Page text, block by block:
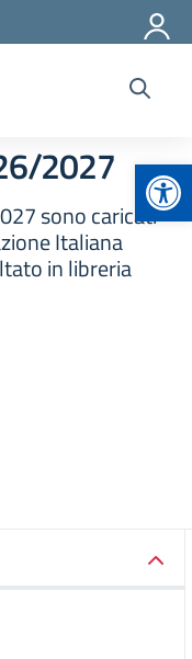
2027
sono caricati
Italiana
in libreria